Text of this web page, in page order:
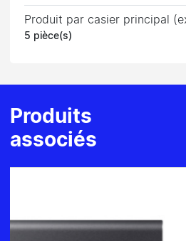
Produit par casier principal
5 pièce(s)
Produits
associés